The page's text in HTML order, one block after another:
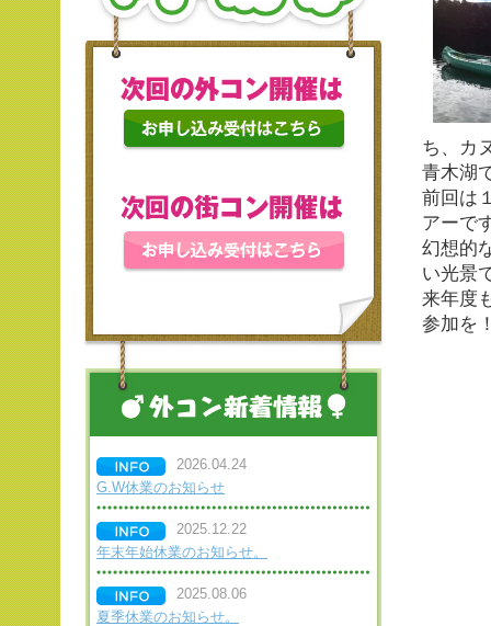
ち、カ
青木湖
前回は
アーで
幻想的
い光景
来年度
参加を
2026.04.24
G.W休業のお知らせ
2025.12.22
年末年始休業のお知らせ。
2025.08.06
夏季休業のお知らせ。